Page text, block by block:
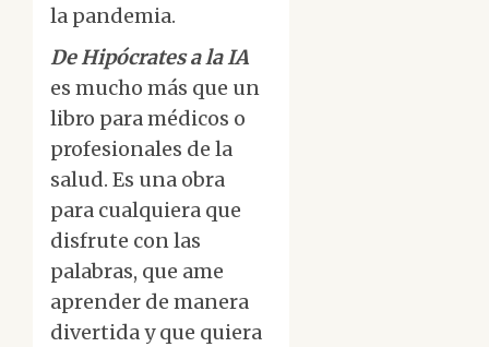
la pandemia.
De Hipócrates a la IA
es mucho más que un
libro para médicos o
profesionales de la
salud. Es una obra
para cualquiera que
disfrute con las
palabras, que ame
aprender de manera
divertida y que quiera